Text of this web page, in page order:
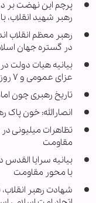
پرچم این نهضت بر
رهبر شهید انقلاب،
رهبر معظم انقلاب
در گستره جهان
عزای عمومی و ۷ روز تعطیلی
تاریخ رهبری چون
انصارالله: خون پاک
تظاهرات میلیونی
مقاومت
بیانیه سرایا
با محور مقاومت
شهادت رهبر